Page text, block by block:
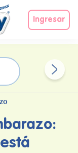
Ingresar